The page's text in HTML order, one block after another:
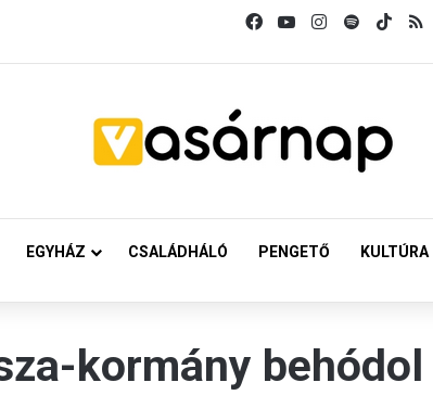
FacebookYouTubeInstagram
SpotifyTikTok
EGYHÁZ CSALÁDHÁLÓ PENGETŐ KULTÚRA
kormány behódol